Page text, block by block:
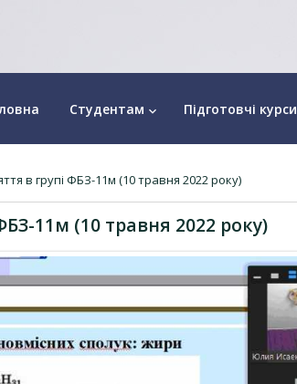
Студентам keyboard_arrow_down Підготовчі курси
в групі ФБЗ-11м (10 травня 2022 року)
11м (10 травня 2022 року)